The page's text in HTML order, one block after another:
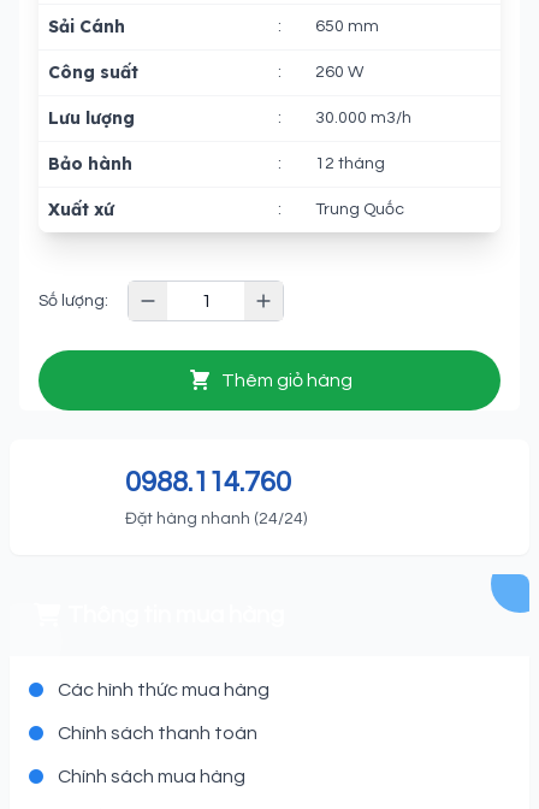
Sải Cánh : 650 mm
Công suất : 260 W
Lưu lượng : 30.000 m3/h
Bảo hành : 12 tháng
Xuất xứ : Trung Quốc
Số lượng:
Thêm giỏ hàng
0988.114.760
Đặt hàng nhanh (24/24)
Các hình thức mua hàng
Chính sách thanh toán
Chính sách mua hàng